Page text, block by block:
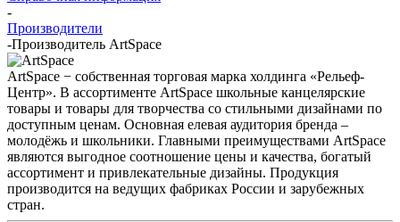
-
Производители
-Производитель ArtSpace
ArtSpace − собственная торговая марка холдинга «Рельеф-
Центр». В ассортименте ArtSpace школьные канцелярские
товары и товары для творчества со стильными дизайнами по
доступным ценам. Основная елевая аудитория бренда –
молодёжь и школьники. Главными преимуществами ArtSpace
являются выгодное соотношение цены и качества, богатый
ассортимент и привлекательные дизайны. Продукция
производится на ведущих фабриках России и зарубежных
стран.